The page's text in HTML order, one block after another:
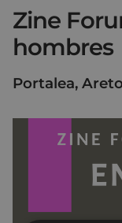
Zine
hombres
Portalea,